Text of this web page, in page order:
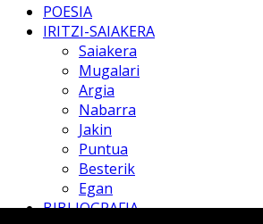
POESIA
IRITZI-SAIAKERA
Saiakera
Mugalari
Argia
Nabarra
Jakin
Puntua
Besterik
Egan
BIBLIOGRAFIA